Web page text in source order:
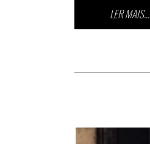
LER MAIS...